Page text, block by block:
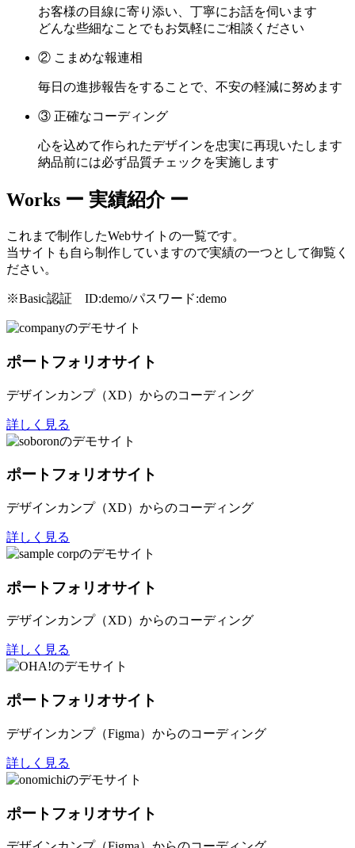
お客様の目線に寄り添い、丁寧にお話を伺います
どんな些細なことでもお気軽にご相談ください
② こまめな報連相
毎日の進捗報告をすることで、不安の軽減に努めます
③ 正確なコーディング
心を込めて作られたデザインを忠実に再現いたします
納品前には必ず品質チェックを実施します
Works ー 実績紹介 ー
これまで制作したWebサイトの一覧です。
当サイトも自ら制作していますので実績の一つとして御覧く
ださい。
※Basic認証 ID:demo/パスワード:demo
ポートフォリオサイト
デザインカンプ（XD）からのコーディング
詳しく見る
ポートフォリオサイト
デザインカンプ（XD）からのコーディング
詳しく見る
ポートフォリオサイト
デザインカンプ（XD）からのコーディング
詳しく見る
ポートフォリオサイト
デザインカンプ（Figma）からのコーディング
詳しく見る
ポートフォリオサイト